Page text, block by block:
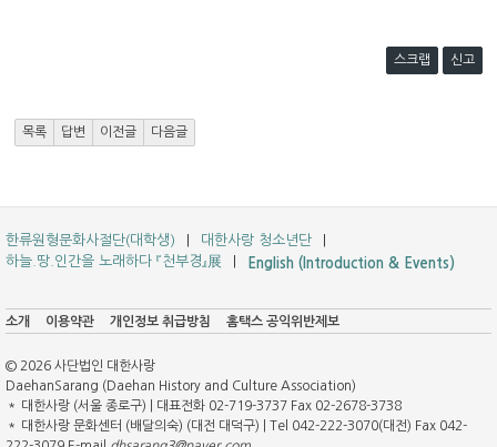
스크랩 신고
목록 답변 이전글 다음글
한류원형문화사절단(대학생)
대한사랑 청소년단
하늘.땅.인간을 노래하다 『천부경』展
English (Introduction & Events)
소개 이용약관 개인정보 취급방침 홈택스 공익위반제보
© 2026 사단법인 대한사랑
DaehanSarang (Daehan History and Culture Association)
＊ 대한사랑 (서울 종로구) | 대표전화 02-719-3737 Fax 02-2678-3738
＊ 대한사랑 문화센터 (배달의숙) (대전 대덕구) | Tel 042-222-3070(대전) Fax 042-